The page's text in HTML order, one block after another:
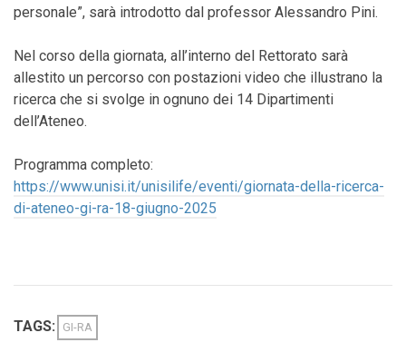
personale”, sarà introdotto dal professor Alessandro Pini.
Nel corso della giornata, all’interno del Rettorato sarà
allestito un percorso con postazioni video che illustrano la
ricerca che si svolge in ognuno dei 14 Dipartimenti
dell’Ateneo.
Programma completo:
https://www.unisi.it/unisilife/eventi/giornata-della-ricerca-
di-ateneo-gi-ra-18-giugno-2025
TAGS: GI-RA